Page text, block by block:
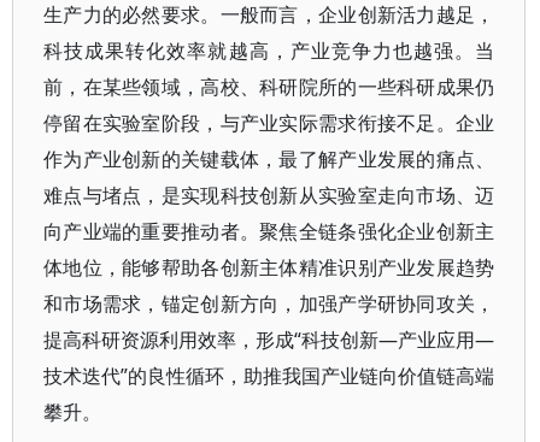
生产力的必然要求。一般而言，企业创新活力越足，
科技成果转化效率就越高，产业竞争力也越强。当
前，在某些领域，高校、科研院所的一些科研成果仍
停留在实验室阶段，与产业实际需求衔接不足。企业
作为产业创新的关键载体，最了解产业发展的痛点、
难点与堵点，是实现科技创新从实验室走向市场、迈
向产业端的重要推动者。聚焦全链条强化企业创新主
体地位，能够帮助各创新主体精准识别产业发展趋势
和市场需求，锚定创新方向，加强产学研协同攻关，
提高科研资源利用效率，形成“科技创新—产业应用—
技术迭代”的良性循环，助推我国产业链向价值链高端
攀升。